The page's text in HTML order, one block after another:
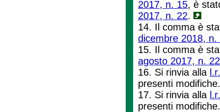
2017, n. 15, è
2017, n. 22.
14. Il comma è
dicembre 2018, n.
15. Il comma è
agosto 2017, n. 22
16. Si rinvia alla
presenti
17. Si rinvia alla
presenti